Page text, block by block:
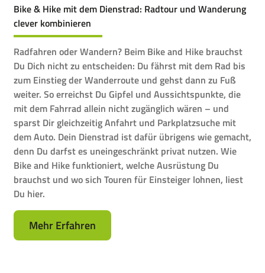
Bike & Hike mit dem Dienstrad: Radtour und Wanderung
clever kombinieren
Radfahren oder Wandern? Beim Bike and Hike brauchst
Du Dich nicht zu entscheiden: Du fährst mit dem Rad bis
zum Einstieg der Wanderroute und gehst dann zu Fuß
weiter. So erreichst Du Gipfel und Aussichtspunkte, die
mit dem Fahrrad allein nicht zugänglich wären – und
sparst Dir gleichzeitig Anfahrt und Parkplatzsuche mit
dem Auto. Dein Dienstrad ist dafür übrigens wie gemacht,
denn Du darfst es uneingeschränkt privat nutzen. Wie
Bike and Hike funktioniert, welche Ausrüstung Du
brauchst und wo sich Touren für Einsteiger lohnen, liest
Du hier.
Mehr Erfahren